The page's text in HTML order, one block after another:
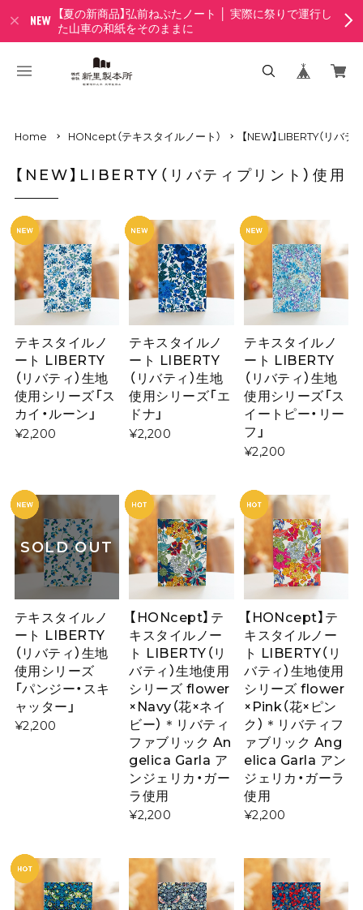
【夏の新商品】弘前ねぷたノート │ 実際に祭りで運行し
た山車の和紙をそのままに
Home HONcept（テキスタイルノート） 【NEW】LIBERTY（リバテ
【NEW】LIBERTY（リバティプリント）使用
テキスタイルノ
ート LIBERTY
（リバティ）生地
使用シリーズ「ス
カイ・ルーン」
¥2,200
テキスタイルノ
ート LIBERTY
（リバティ）生地
使用シリーズ「エ
ドナ」
¥2,200
テキスタイルノ
ート LIBERTY
（リバティ）生地
使用シリーズ「ス
イートピー・リー
フ」
¥2,200
SOLD OUT
テキスタイルノ
ート LIBERTY
（リバティ）生地
使用シリーズ
「パンジー・スキ
ャッター」
¥2,200
【HONcept】テ
キスタイルノー
ト LIBERTY（リ
バティ）生地使用
シリーズ flower
×Navy（花×ネイ
ビー）＊リバティ
ファブリック An
gelica Garla ア
ンジェリカ・ガー
ラ使用
¥2,200
【HONcept】テ
キスタイルノー
ト LIBERTY（リ
バティ）生地使用
シリーズ flower
×Pink（花×ピン
ク）＊リバティフ
ァブリック Ang
elica Garla アン
ジェリカ・ガーラ
使用
¥2,200